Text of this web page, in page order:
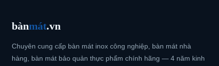
bànmát.vn
Chuyên cung cấp bàn mát inox công nghiệp, bàn mát nhà
hàng, bàn mát bảo quản thực phẩm chính hãng — 4 năm kinh